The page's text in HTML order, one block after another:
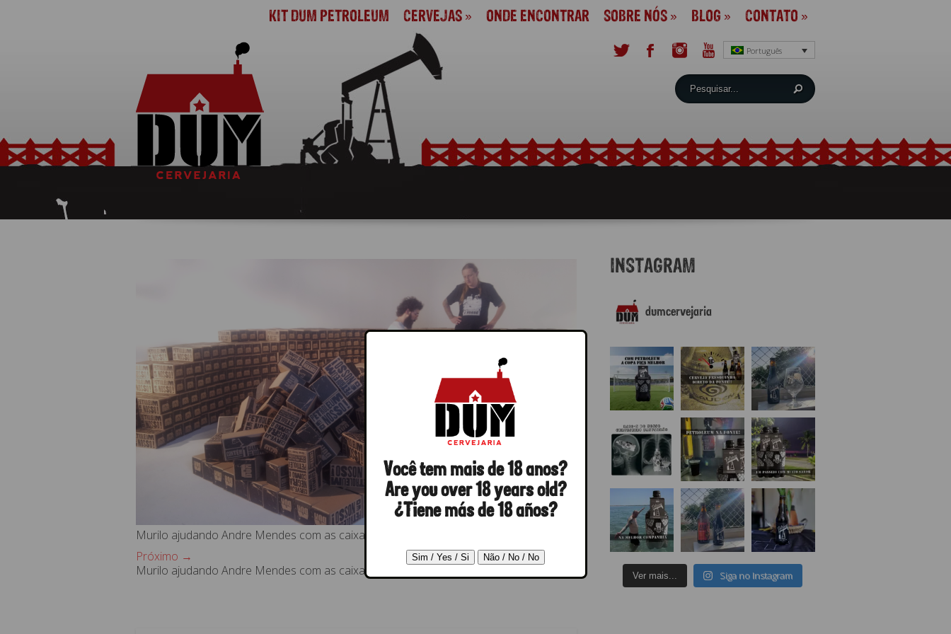
Português
KIT DUM PETROLEUM CERVEJAS » ONDE ENCONTRAR SOBRE NÓS » BLOG » CONTATO »
Murilo ajudando Andre Mendes com as caixas
Próximo →
Murilo ajudando Andre Mendes com as caixas
INSTAGRAM
dumcervejaria
Ver mais... Siga no Instagram
Você tem mais de 18 anos?
Are you over 18 years old?
¿Tiene más de 18 años?